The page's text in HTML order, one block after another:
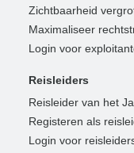
Zichtbaarheid
Maximaliseer
Login voor
Reisleiders
Reisleider van het
Registeren als
Login voor